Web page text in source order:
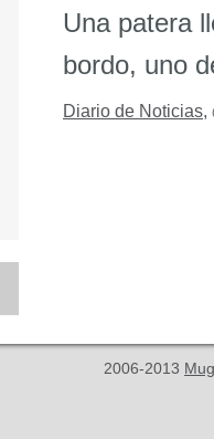
Una patera
bordo, uno
Diario de Noticias,
2006-2013